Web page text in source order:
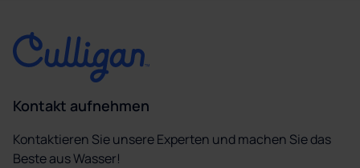
Kontakt aufnehmen
Kontaktieren Sie unsere Experten und machen Sie das
Beste aus Wasser!